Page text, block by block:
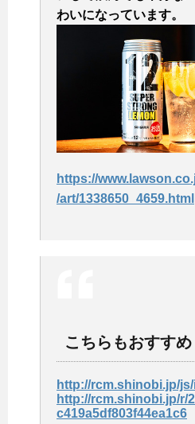
わいになっています。
https://
/art/1338650_4659.html
こちらもおすすめ
http://rcm.shinobi.jp/
http://rcm.shinobi.jp/r/
c419a5df803f44ea1c6